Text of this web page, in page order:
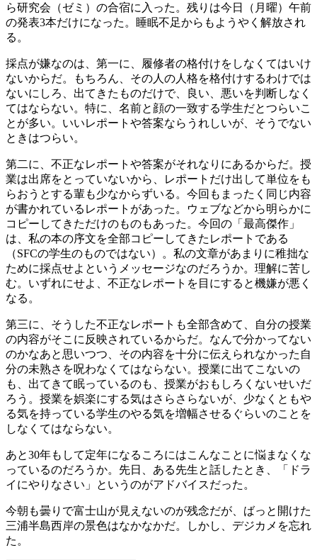
ら研究会（ゼミ）の合宿に入った。残りは今日（月曜）午前
の発表3本だけになった。睡眠不足からもようやく解放され
る。
採点が嫌なのは、第一に、履修者の格付けをしなくてはいけ
ないからだ。もちろん、その人の人格を格付けするわけでは
ないにしろ、出てきたものだけで、良い、悪いを判断しなく
てはならない。特に、名前と顔の一致する学生だとつらいこ
とが多い。いいレポートや答案ならうれしいが、そうでない
ときはつらい。
第二に、不正なレポートや答案がそれなりにあるからだ。授
業は出席をとっていないから、レポートだけ出して単位をも
らおうとする輩も少なからずいる。今回もまったく同じ内容
が書かれているレポートがあった。ウェブなどから明らかに
コピーしてきただけのものもあった。今回の「最高傑作」
は、私の本の序文を全部コピーしてきたレポートである
（SFCの学生のものではない）。私の文章があまりに稚拙な
ために採点せよというメッセージなのだろうか。理解に苦し
む。いずれにせよ、不正なレポートを目にすると機嫌が悪く
なる。
第三に、そうした不正なレポートも全部含めて、自分の授業
の内容がそこに反映されているからだ。なんで分かってない
のかなあと思いつつ、その内容を十分に伝えられなかった自
分の未熟さを呪わなくてはならない。授業に出てこないの
も、出てきて眠っているのも、授業がおもしろくないせいだ
ろう。授業を娯楽にする気はさらさらないが、少なくともや
る気を持っている学生のやる気を増幅させるぐらいのことを
しなくてはならない。
あと30年もして定年になるころにはこんなことに悩まなくな
っているのだろうか。先日、ある先生と話したとき、「ドラ
イにやりなさい」というのがアドバイスだった。
今朝も曇りで富士山が見えないのが残念だが、ばっと開けた
三浦半島西岸の景色はなかなかだ。しかし、デジカメを忘れ
た。